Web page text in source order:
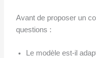
Avant de proposer un
questions :
Le modèle est-il